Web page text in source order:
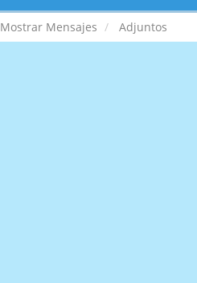
Mostrar Mensajes Adjuntos